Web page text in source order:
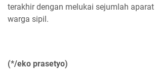
terakhir dengan melukai sejumlah
warga sipil.
(*/eko prasetyo)